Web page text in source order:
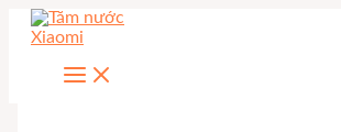
Nhảy
nội